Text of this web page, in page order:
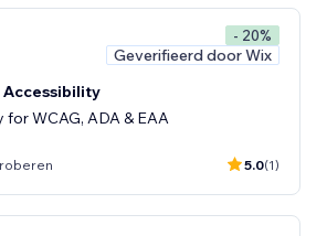
- 20%
Geverifieerd door Wix
Accessibility
WCAG, ADA & EAA
5.0(1)